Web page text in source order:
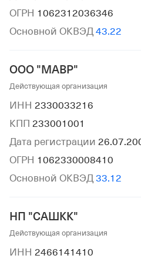
ОГРН 1062312036346
Основной ОКВЭД 43.22
ООО "МАВР"
Действующая организация
ИНН 2330033216
КПП 233001001
Дата регистрации
ОГРН 1062330008410
Основной ОКВЭД 33.12
НП "САШКК"
Действующая организация
ИНН 2466141410